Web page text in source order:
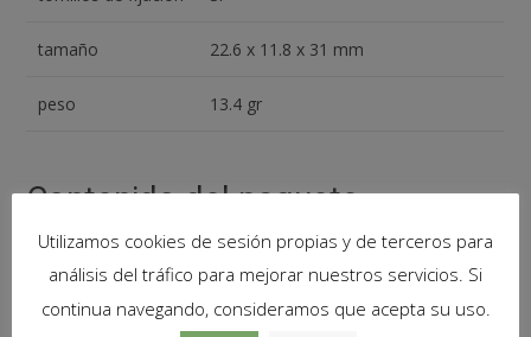
tamaño 22.6 x 11.8 x 31 mm
peso 13.4 gr
Contenido del paquete
Utilizamos cookies de sesión propias y de terceros para
análisis del tráfico para mejorar nuestros servicios. Si
continua navegando, consideramos que acepta su uso.